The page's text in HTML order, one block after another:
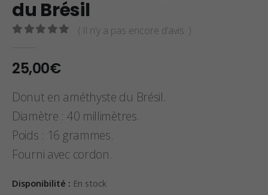
du Brésil
( Il n’y a pas encore d’avis. )
25,00€
Donut en améthyste du Brésil.
Diamètre : 40 millimètres.
Poids : 16 grammes.
Fourni avec cordon.
Disponibilité : En stock